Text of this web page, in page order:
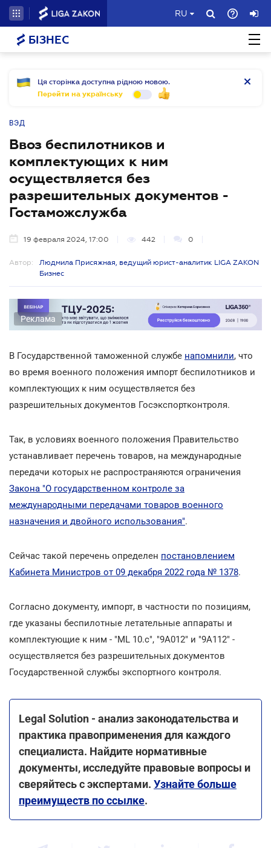
RU
БІЗНЕС
Ця сторінка доступна рідною мовою.
Перейти на українську
ВЭД
Ввоз беспилотников и
комплектующих к ним
осуществляется без
разрешительных документов -
Гостаможслужба
19 февраля 2024, 17:00 442 0
Автор:
Людмила Присяжная, ведущий юрист-аналитик LIGA ZAKON
Бизнес
Реклама
В Государственной таможенной службе напомнили, что
во время военного положения импорт беспилотников и
комплектующих к ним осуществляется без
разрешительных документов Госэкспортконтроля.
Так, в условиях военного положения Правительство
устанавливает перечень товаров, на международные
передачи которых не распространяются ограничения
Закона "О государственном контроле за
международными передачами товаров военного
назначения и двойного использования".
Сейчас такой перечень определен постановлением
Кабинета Министров от 09 декабря 2022 года № 1378.
Согласно документу, импорт, в частности по позициям,
где указаны беспилотные летательные аппараты и
комплектующие к ним - "ML 10.c", "9А012" и "9А112" -
осуществляется без разрешительных документов
Государственной службы экспортного контроля.
Legal Solution - анализ законодательства и
практика правоприменения для каждого
специалиста. Найдите нормативные
документы, исследуйте правовые вопросы и
сверяйтесь с экспертами. Узнайте больше
преимуществ по ссылке.